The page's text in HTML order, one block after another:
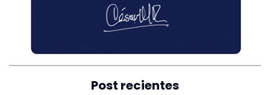
Post recientes